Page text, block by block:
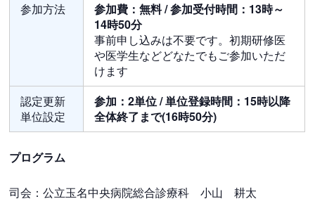
参加方法
参加費：無料 / 参加受付時間：13時～
14時50分
事前申し込みは不要です。初期研修医
や医学生などどなたでもご参加いただ
けます
認定更新
単位設定
参加：2単位 / 単位登録時間：15時以降
全体終了まで(16時50分)
プログラム
司会：公立玉名中央病院総合診療科 小山 耕太